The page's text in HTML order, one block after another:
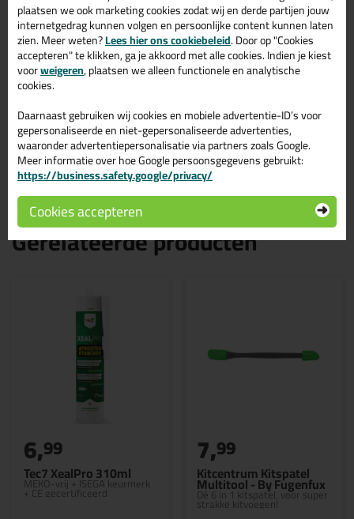
Zoek je kit in een specifieke kleur? Gevonden! Deze cleanroom &
isega kit Ottoseal S67 310ml in de kleur RAL 9002 C9002 is te
gebruiken voor verschillende toepassingen. Een duurzame en
veelzijdige kit welke makkelijk te verwerken is. Perfect als je een
bijpassende kleur zoekt met gegarandeerd een topresultaat.
Bestel de Ottoseal S67 310ml in kleur RAL 9002 C9002 vandaag
nog! Op voorraad en op werkdagen besteld = morgen in huis.
Wil je meer weten over de toepassing en kenmerken van dit
product?Lees alles over dit product >
Gerelateerde producten
Tec7 XealPro 310ml
MEKO-vrij + ISEGA keurmerk
+ CE gecertificeerd
6,99
Kitcentrum Kitspatel
Multitool - By Fugenfux
Dé 6 in 1 kitspatel, voor super
strakke kitvoegen!
7,99
plaatsen we ook marketing cookies zodat wij en derde partijen jouw
internetgedrag kunnen volgen en persoonlijke content kunnen laten
zien. Meer weten?Lees hier ons cookiebeleid. Door op "Cookies
accepteren" te klikken, ga je akkoord met alle cookies. Indien je kiest
voorweigeren, plaatsen we alleen functionele en analytische
cookies.
Daarnaast gebruiken wij cookies en mobiele advertentie-ID’s voor
gepersonaliseerde en niet-gepersonaliseerde advertenties,
waaronder advertentiepersonalisatie via partners zoals Google.
Meer informatie over hoe Google persoonsgegevens gebruikt:
https://business.safety.google/privacy/
Cookies accepteren